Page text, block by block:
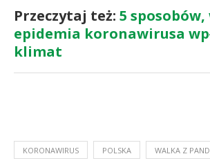
Przeczytaj też: 5
epidemia koronawirusa
klimat
KORONAWIRUS POLSKA WALKA Z